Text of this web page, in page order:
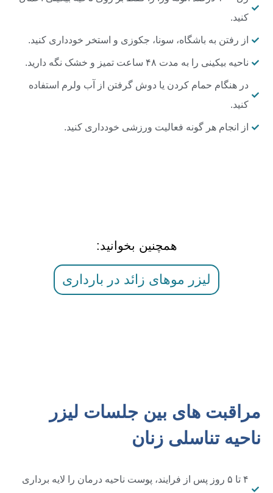
کنید.
از رفتن به باشگاه، سونا، جکوزی و استخر خودداری کنید.
ناحیه بیکینی را به مدت ۴۸ ساعت تمیز و خشک نگه دارید.
در هنگام حمام کردن یا دوش گرفتن از آب ولرم استفاده
کنید.
از انجام هر گونه فعالیت ورزشی خودداری کنید.
همچنین بخوانید:
لیزر موهای زائد در بارداری
مراقبت های بین جلسات لیزر
ناحیه تناسلی زنان
۴ تا ۵ روز پس از فرایند، پوست ناحیه درمان را لایه برداری